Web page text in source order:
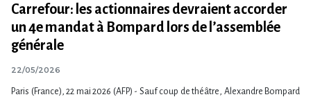
Carrefour: les actionnaires devraient accorder
un 4e mandat à Bompard lors de l​‌’assemblée
générale
22/05/2026
Paris (France), 22 mai 2026 (AFP) - Sauf coup de théâtre, Alexandre Bompard